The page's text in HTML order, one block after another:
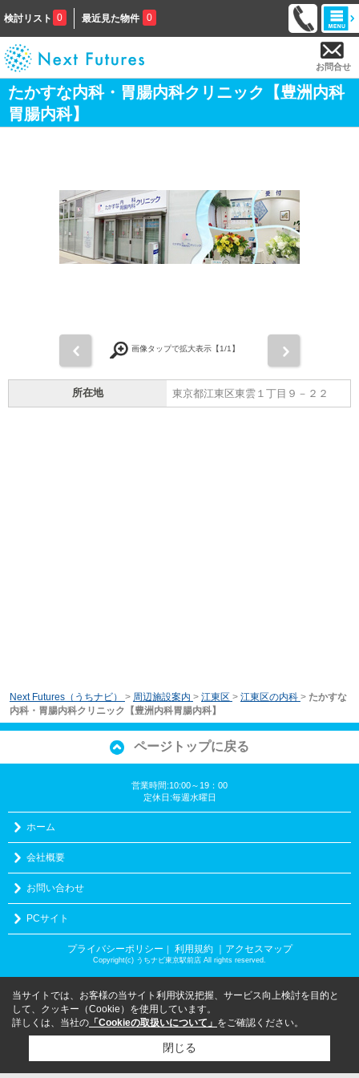
検討リスト 0 最近見た物件 0
お問合せ
たかすな内科・胃腸内科クリニック【豊洲内科
胃腸内科】
画像タップで拡大表示【1/1】
所在地 東京都江東区東雲１丁目９－２２
Next Futures（うちナビ） > 周辺施設案内 > 江東区 > 江東区の内科 > たかすな
内科・胃腸内科クリニック【豊洲内科胃腸内科】
ページトップに戻る
営業時間:10:00～19：00
定休日:毎週水曜日
ホーム
会社概要
お問い合わせ
PCサイト
プライバシーポリシー ｜ 利用規約 ｜アクセスマップ
Copyright(c) うちナビ東京駅前店 All rights reserved.
当サイトでは、お客様の当サイト利用状況把握、サービス向上検討を目的と
して、クッキー（Cookie）を使用しています。
詳しくは、当社の 「Cookieの取扱いについて」 をご確認ください。
閉じる